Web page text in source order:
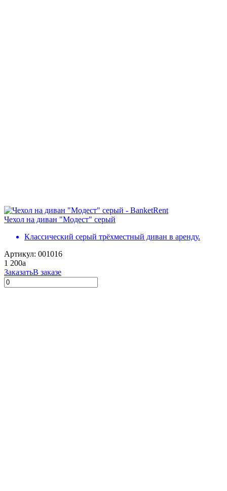
Чехол на диван "Модест" серый
Классический серый трёхместный диван в аренду.
Артикул: 001016
1 200a
ЗаказатьВ заказе